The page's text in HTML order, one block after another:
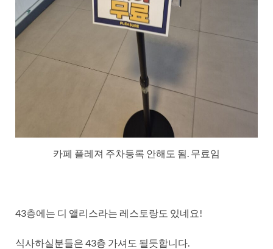
카페 플레져 주차등록 안해도 됨. 무료임
43층에는 디 앨리스라는 레스토랑도 있네요!
식사하실분들은 43층 가셔도 될듯합니다.